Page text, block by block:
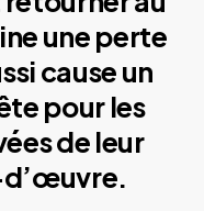
une perte
cause un
pour les
de leur